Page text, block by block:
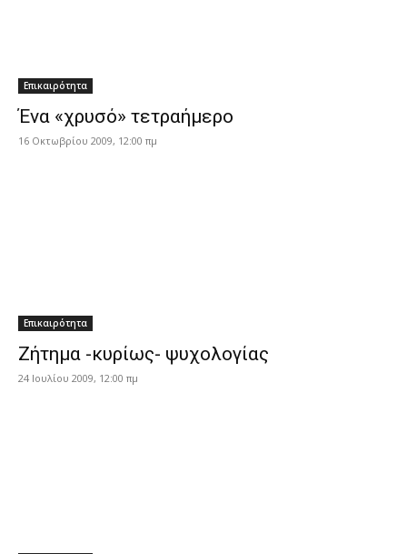
Επικαιρότητα
Ένα «χρυσό» τετραήμερο
16 Οκτωβρίου 2009, 12:00 πμ
Επικαιρότητα
Ζήτημα -κυρίως- ψυχολογίας
24 Ιουλίου 2009, 12:00 πμ